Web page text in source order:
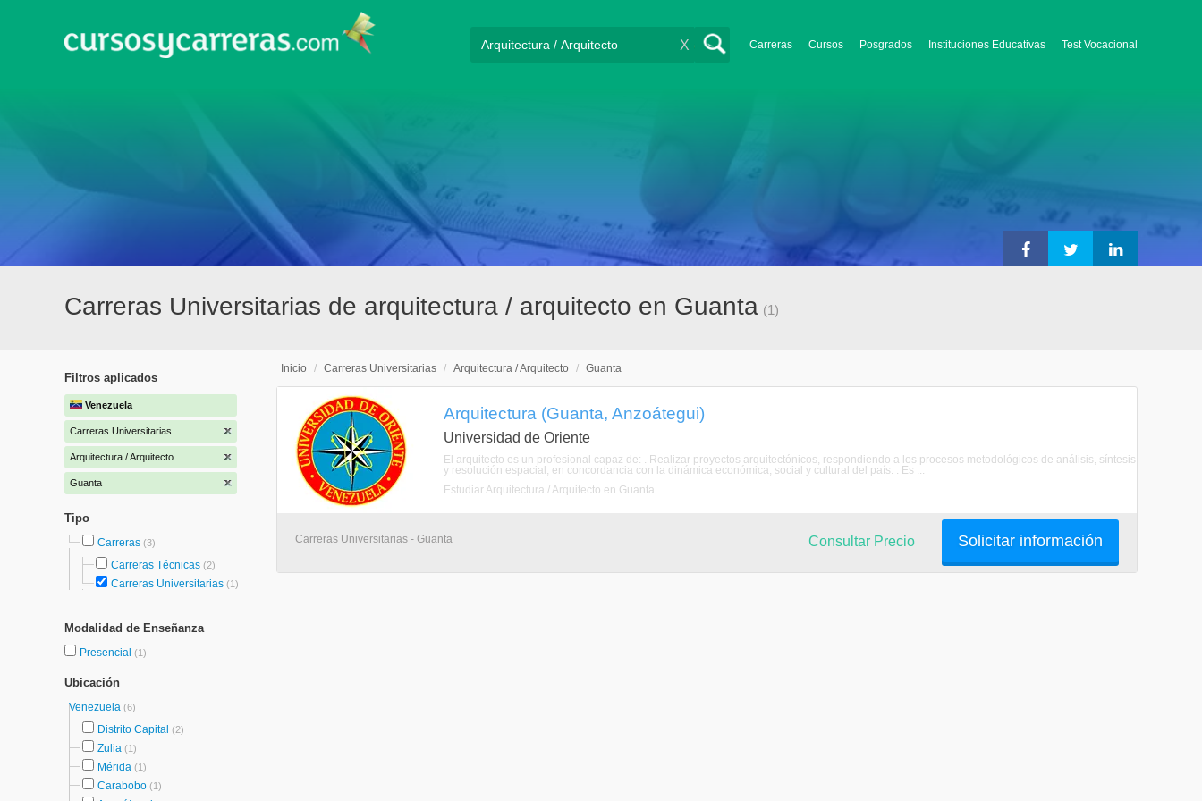
Carreras Cursos Posgrados Instituciones Educativas Test Vocacional
X
Carreras Universitarias de arquitectura / arquitecto en Guanta (1)
Filtros aplicados
Venezuela
Carreras Universitarias
Arquitectura / Arquitecto
Guanta
Tipo
Carreras (3)
Carreras Técnicas (2)
Carreras Universitarias (1)
Modalidad de Enseñanza
Presencial (1)
Ubicación
Venezuela (6)
Distrito Capital (2)
Zulia (1)
Mérida (1)
Carabobo (1)
Inicio / Carreras Universitarias / Arquitectura / Arquitecto / Guanta
Arquitectura (Guanta, Anzoátegui)
Universidad de Oriente
El arquitecto es un profesional capaz de: . Realizar proyectos arquitectónicos, respondiendo a los procesos metodológicos de análisis, síntesis
y resolución espacial, en concordancia con la dinámica económica, social y cultural del país. . Es ...
Estudiar Arquitectura / Arquitecto en Guanta
Carreras Universitarias - Guanta Solicitar información
Consultar Precio